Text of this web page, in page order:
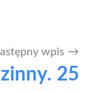
wpis
25